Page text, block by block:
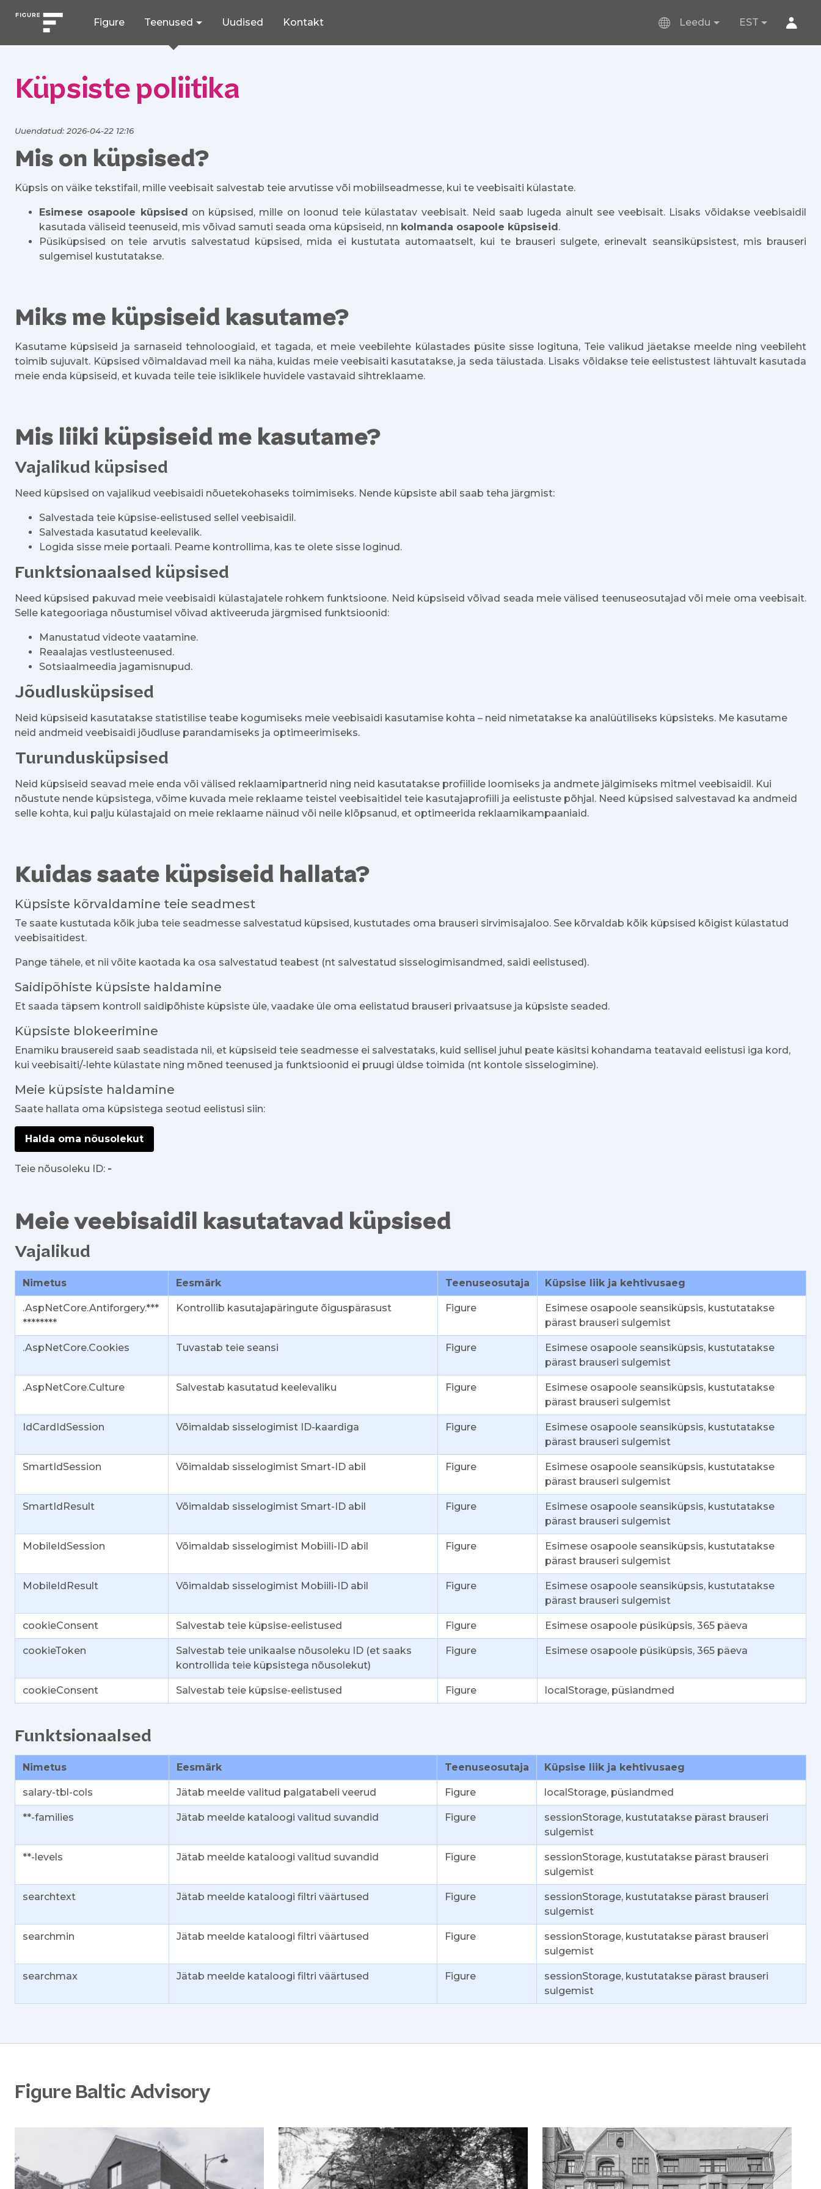
Figure Teenused Uudised Kontakt Leedu EST
Küpsiste poliitika
Uuendatud: 2026-04-22 12:16
Mis on küpsised?
Küpsis on väike tekstifail, mille veebisait salvestab teie arvutisse või mobiilseadmesse, kui te veebisaiti külastate.
Esimese osapoole küpsised on küpsised, mille on loonud teie külastatav veebisait. Neid saab lugeda ainult see veebisait. Lisaks võidakse veebisaidil
kasutada väliseid teenuseid, mis võivad samuti seada oma küpsiseid, nn kolmanda osapoole küpsiseid .
Püsiküpsised on teie arvutis salvestatud küpsised, mida ei kustutata automaatselt, kui te brauseri sulgete, erinevalt seansiküpsistest, mis brauseri
sulgemisel kustutatakse.
Miks me küpsiseid kasutame?
Kasutame küpsiseid ja sarnaseid tehnoloogiaid, et tagada, et meie veebilehte külastades püsite sisse logituna, Teie valikud jäetakse meelde ning veebileht
toimib sujuvalt. Küpsised võimaldavad meil ka näha, kuidas meie veebisaiti kasutatakse, ja seda täiustada. Lisaks võidakse teie eelistustest lähtuvalt kasutada
meie enda küpsiseid, et kuvada teile teie isiklikele huvidele vastavaid sihtreklaame.
Mis liiki küpsiseid me kasutame?
Vajalikud küpsised
Need küpsised on vajalikud veebisaidi nõuetekohaseks toimimiseks. Nende küpsiste abil saab teha järgmist:
Salvestada teie küpsise-eelistused sellel veebisaidil.
Salvestada kasutatud keelevalik.
Logida sisse meie portaali. Peame kontrollima, kas te olete sisse loginud.
Funktsionaalsed küpsised
Need küpsised pakuvad meie veebisaidi külastajatele rohkem funktsioone. Neid küpsiseid võivad seada meie välised teenuseosutajad või meie oma veebisait.
Selle kategooriaga nõustumisel võivad aktiveeruda järgmised funktsioonid:
Manustatud videote vaatamine.
Reaalajas vestlusteenused.
Sotsiaalmeedia jagamisnupud.
Jõudlusküpsised
Neid küpsiseid kasutatakse statistilise teabe kogumiseks meie veebisaidi kasutamise kohta – neid nimetatakse ka analüütiliseks küpsisteks. Me kasutame
neid andmeid veebisaidi jõudluse parandamiseks ja optimeerimiseks.
Turundusküpsised
Neid küpsiseid seavad meie enda või välised reklaamipartnerid ning neid kasutatakse profiilide loomiseks ja andmete jälgimiseks mitmel veebisaidil. Kui
nõustute nende küpsistega, võime kuvada meie reklaame teistel veebisaitidel teie kasutajaprofiili ja eelistuste põhjal. Need küpsised salvestavad ka andmeid
selle kohta, kui palju külastajaid on meie reklaame näinud või neile klõpsanud, et optimeerida reklaamikampaaniaid.
Kuidas saate küpsiseid hallata?
Küpsiste kõrvaldamine teie seadmest
Te saate kustutada kõik juba teie seadmesse salvestatud küpsised, kustutades oma brauseri sirvimisajaloo. See kõrvaldab kõik küpsised kõigist külastatud
veebisaitidest.
Pange tähele, et nii võite kaotada ka osa salvestatud teabest (nt salvestatud sisselogimisandmed, saidi eelistused).
Saidipõhiste küpsiste haldamine
Et saada täpsem kontroll saidipõhiste küpsiste üle, vaadake üle oma eelistatud brauseri privaatsuse ja küpsiste seaded.
Küpsiste blokeerimine
Enamiku brausereid saab seadistada nii, et küpsiseid teie seadmesse ei salvestataks, kuid sellisel juhul peate käsitsi kohandama teatavaid eelistusi iga kord,
kui veebisaiti/-lehte külastate ning mõned teenused ja funktsioonid ei pruugi üldse toimida (nt kontole sisselogimine).
Meie küpsiste haldamine
Saate hallata oma küpsistega seotud eelistusi siin:
Halda oma nõusolekut
Teie nõusoleku ID: -
Meie veebisaidil kasutatavad küpsised
Vajalikud
Nimetus Eesmärk Teenuseosutaja Küpsise liik ja kehtivusaeg
.AspNetCore.Antiforgery.***
********
Kontrollib kasutajapäringute õiguspärasust Figure
Esimese osapoole seansiküpsis, kustutatakse
pärast brauseri sulgemist
.AspNetCore.Cookies Tuvastab teie seansi Figure
Esimese osapoole seansiküpsis, kustutatakse
pärast brauseri sulgemist
.AspNetCore.Culture Salvestab kasutatud keelevaliku Figure
Esimese osapoole seansiküpsis, kustutatakse
pärast brauseri sulgemist
IdCardIdSession Võimaldab sisselogimist ID-kaardiga Figure
Esimese osapoole seansiküpsis, kustutatakse
pärast brauseri sulgemist
SmartIdSession Võimaldab sisselogimist Smart-ID abil Figure
Esimese osapoole seansiküpsis, kustutatakse
pärast brauseri sulgemist
SmartIdResult Võimaldab sisselogimist Smart-ID abil Figure
Esimese osapoole seansiküpsis, kustutatakse
pärast brauseri sulgemist
MobileIdSession Võimaldab sisselogimist Mobiili-ID abil Figure
Esimese osapoole seansiküpsis, kustutatakse
pärast brauseri sulgemist
MobileIdResult Võimaldab sisselogimist Mobiili-ID abil Figure
Esimese osapoole seansiküpsis, kustutatakse
pärast brauseri sulgemist
cookieConsent Salvestab teie küpsise-eelistused Figure Esimese osapoole püsiküpsis, 365 päeva
cookieToken
Salvestab teie unikaalse nõusoleku ID (et saaks
kontrollida teie küpsistega nõusolekut)
Figure Esimese osapoole püsiküpsis, 365 päeva
cookieConsent Salvestab teie küpsise-eelistused Figure localStorage, püsiandmed
Funktsionaalsed
Nimetus Eesmärk Teenuseosutaja Küpsise liik ja kehtivusaeg
salary-tbl-cols Jätab meelde valitud palgatabeli veerud Figure localStorage, püsiandmed
**-families Jätab meelde kataloogi valitud suvandid Figure
sessionStorage, kustutatakse pärast brauseri
sulgemist
**-levels Jätab meelde kataloogi valitud suvandid Figure
sessionStorage, kustutatakse pärast brauseri
sulgemist
searchtext Jätab meelde kataloogi filtri väärtused Figure
sessionStorage, kustutatakse pärast brauseri
sulgemist
searchmin Jätab meelde kataloogi filtri väärtused Figure
sessionStorage, kustutatakse pärast brauseri
sulgemist
searchmax Jätab meelde kataloogi filtri väärtused Figure
sessionStorage, kustutatakse pärast brauseri
sulgemist
Figure Baltic Advisory